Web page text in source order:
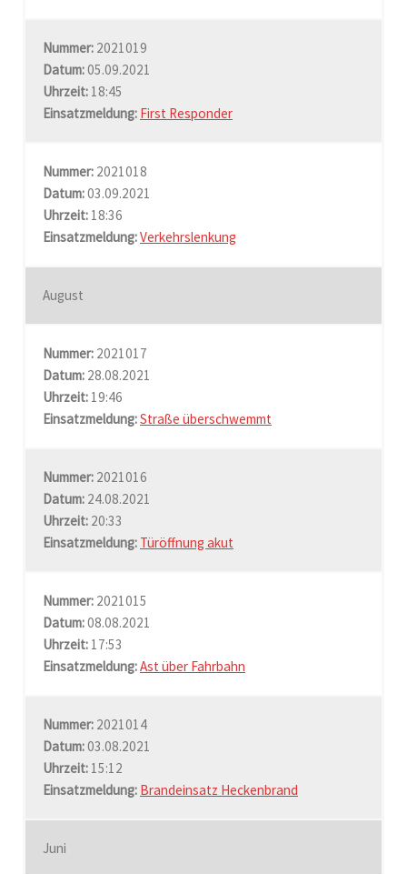
Nummer: 2021019
Datum:05.09.2021
Uhrzeit: 18:45
Einsatzmeldung: First Responder
Nummer: 2021018
Datum:03.09.2021
Uhrzeit: 18:36
Einsatzmeldung:Verkehrslenkung
August
Nummer: 2021017
Datum: 28.08.2021
Uhrzeit: 19:46
Einsatzmeldung:Straße überschwemmt
Nummer: 2021016
Datum: 24.08.2021
Uhrzeit: 20:33
Einsatzmeldung: Türöffnung akut
Nummer: 2021015
Datum:08.08.2021
Uhrzeit: 17:53
Einsatzmeldung:Ast über Fahrbahn
Nummer: 2021014
Datum:03.08.2021
Uhrzeit: 15:12
Einsatzmeldung: Brandeinsatz Heckenbrand
Juni